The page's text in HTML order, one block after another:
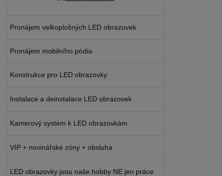
Pronájem velkoplošných LED obrazovek
Pronájem mobilního pódia
Konstrukce pro LED obrazovky
Instalace a deinstalace LED obrazovek
Kamerový systém k LED obrazovkám
VIP + novinářské zóny + obsluha
LED obrazovky jsou naše hobby NE jen práce